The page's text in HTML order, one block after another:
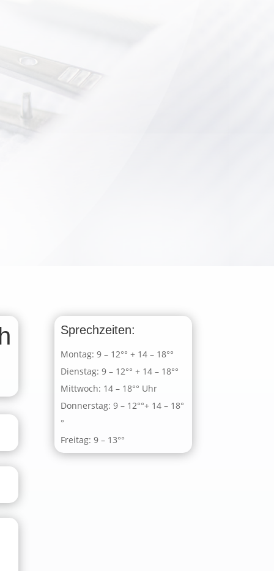
Sprechzeiten:
Montag: 9 – 12°° + 14 – 18°°
Dienstag: 9 – 12°° + 14 – 18°°
Mittwoch: 14 – 18°° Uhr
Donnerstag: 9 – 12°°+ 14 – 18°
°
Freitag: 9 – 13°°